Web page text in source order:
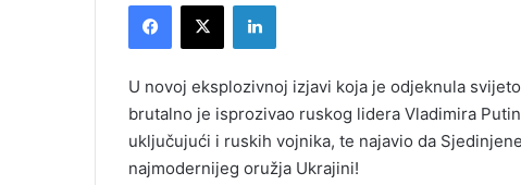
U novoj eksplozivnoj izjavi koja je odjeknula
brutalno je isprozivao ruskog lidera Vladimira
uključujući i ruskih vojnika, te najavio da
najmodernijeg oružja Ukrajini!